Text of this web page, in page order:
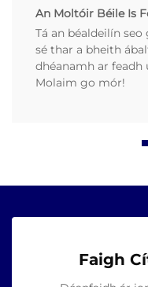
An Moltóir Béile Is
Tá an béaldeilín
sé thar a bheith
dhéanamh ar feadh
Molaim go mór!
Faigh